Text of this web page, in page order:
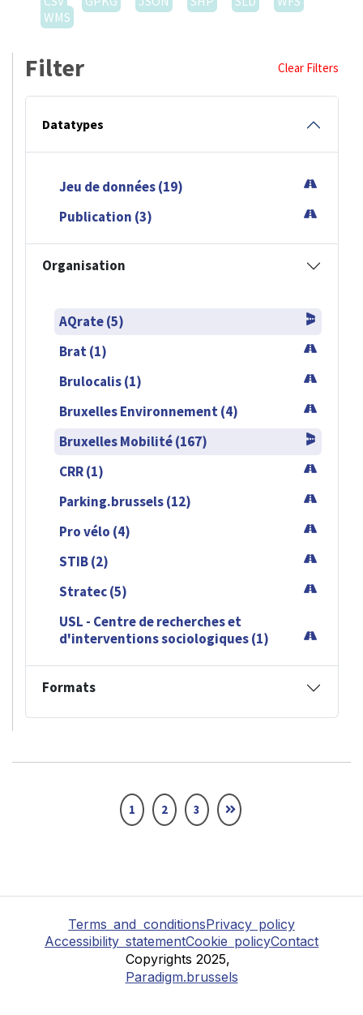
WMS
Filter Clear Filters
Datatypes
Jeu de données (19)
Publication (3)
Organisation
AQrate (5)
Brat (1)
Brulocalis (1)
Bruxelles Environnement (4)
Bruxelles Mobilité (167)
CRR (1)
Parking.brussels (12)
Pro vélo (4)
STIB (2)
Stratec (5)
USL - Centre de recherches et
d'interventions sociologiques (1)
Formats
1 2 3
Terms and conditionsPrivacy policy
Accessibility statementCookie policyContact
Copyrights 2025,
Paradigm.brussels